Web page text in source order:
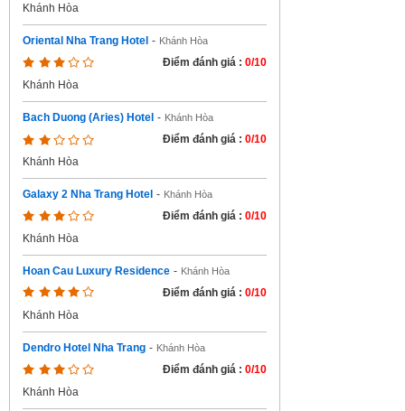
Khánh Hòa
Oriental Nha Trang Hotel - Khánh Hòa
Điểm đánh giá : 0/10
Khánh Hòa
Bach Duong (Aries) Hotel - Khánh Hòa
Điểm đánh giá : 0/10
Khánh Hòa
Galaxy 2 Nha Trang Hotel - Khánh Hòa
Điểm đánh giá : 0/10
Khánh Hòa
Hoan Cau Luxury Residence - Khánh Hòa
Điểm đánh giá : 0/10
Khánh Hòa
Dendro Hotel Nha Trang - Khánh Hòa
Điểm đánh giá : 0/10
Khánh Hòa